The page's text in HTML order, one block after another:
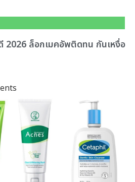
2026 ล็อกเมคอัพติดทน กันเหงื่อ